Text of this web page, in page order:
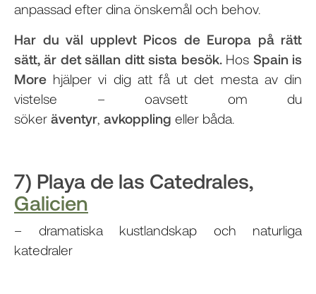
anpassad efter dina önskemål och behov.
Har du väl upplevt Picos de Europa på rätt
sätt, är det sällan ditt sista besök.Hos Spain is
More hjälper vi dig att få ut det mesta av din
vistelse – oavsett om du
söker äventyr, avkoppling eller båda.
7) Playa de las Catedrales,
Galicien
– dramatiska kustlandskap och naturliga
katedraler